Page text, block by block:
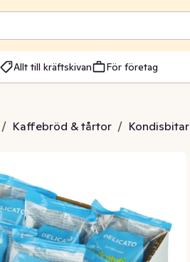
Allt till kräftskivan För företag
/ Kaffebröd & tårtor / Kondisbitar